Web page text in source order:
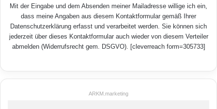
Mit der Eingabe und dem Absenden meiner Mailadresse willige ich ein,
dass meine Angaben aus diesem Kontaktformular gemäß Ihrer
Datenschutzerklärung erfasst und verarbeitet werden. Sie können sich
jederzeit über dieses Kontaktformular auch wieder von diesem Verteiler
abmelden (Widerrufsrecht gem. DSGVO). [cleverreach form=305733]
ARKM.marketing